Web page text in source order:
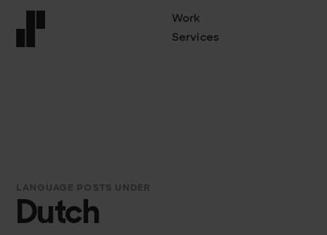
Work
Services
LANGUAGE POSTS UNDER
Dutch